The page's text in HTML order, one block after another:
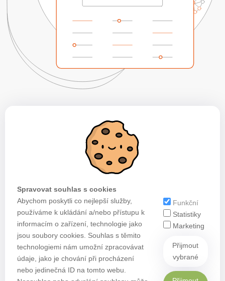
Spravovat souhlas s cookies
Abychom poskytli co nejlepší služby,
používáme k ukládání a/nebo přístupu k
informacím o zařízení, technologie jako
jsou soubory cookies. Souhlas s těmito
technologiemi nám umožní zpracovávat
údaje, jako je chování při procházení
nebo jedinečná ID na tomto webu.
Funkční
Statistiky
Marketing
Přijmout
vybrané